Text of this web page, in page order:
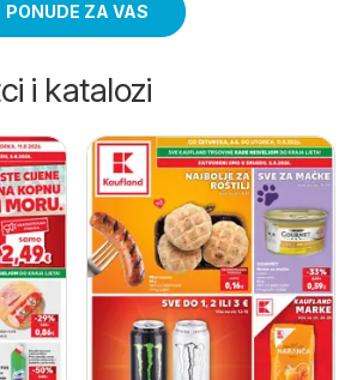
PONUDE ZA VAS
i katalozi